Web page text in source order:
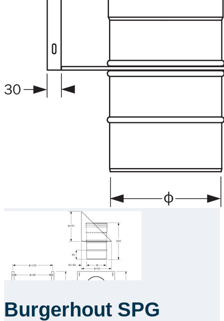
Burgerhout SPG